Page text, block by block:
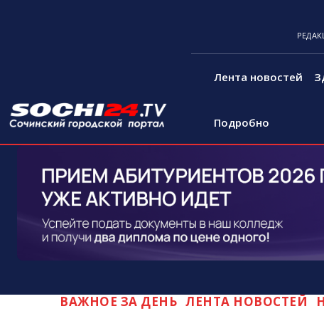
Лента новостей
Подробно
ВАЖНОЕ ЗА ДЕНЬ ЛЕНТА НОВОСТЕЙ